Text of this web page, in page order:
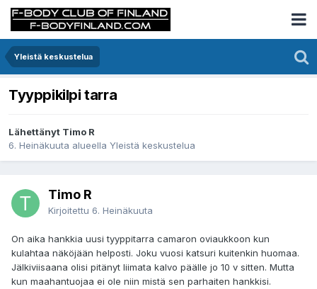
Yleistä keskustelua
Tyyppikilpi tarra
Lähettänyt Timo R
6. Heinäkuuta alueella Yleistä keskustelua
Timo R
Kirjoitettu 6. Heinäkuuta
On aika hankkia uusi tyyppitarra camaron oviaukkoon kun
kulahtaa näköjään helposti. Joku vuosi katsuri kuitenkin huomaa.
Jälkiviisaana olisi pitänyt liimata kalvo päälle jo 10 v sitten. Mutta
kun maahantuojaa ei ole niin mistä sen parhaiten hankkisi.